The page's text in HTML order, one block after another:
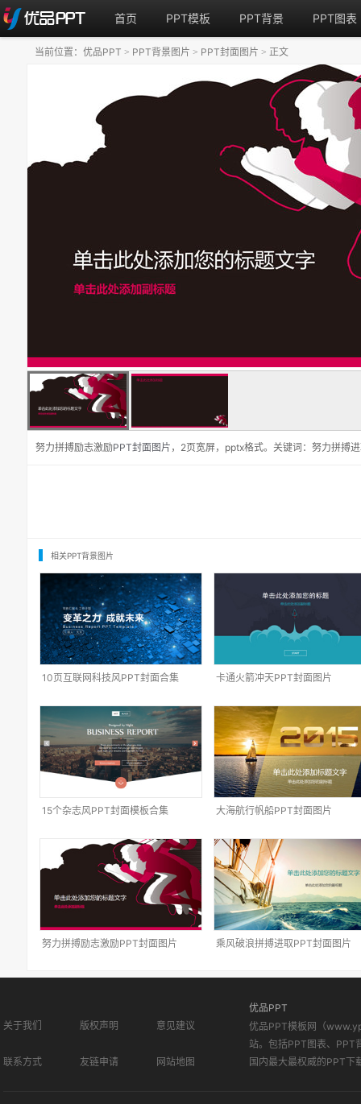
首页 PPT模板 PPT背景 PPT图表
努力拼搏励志激励PPT封面图片 ，2页宽屏，pptx格式。关键词：努力拼搏
当前位置： 优品PPT > PPT背景图片 > PPT封面图片 > 正文
相关PPT背景图片
10页互联网科技风PPT封面合集 卡通火箭冲天PPT封面图片
15个杂志风PPT封面模板合集 大海航行帆船PPT封面图片
努力拼搏励志激励PPT封面图片 乘风破浪拼搏进取PPT封面图片
关于我们 版权声明 意见建议
联系方式 友链申请 网站地图
优品PPT
优品PPT模板网（
站。包括PPT图表、PPT
国内最大最权威的PPT下